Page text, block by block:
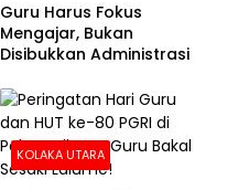
Guru Harus Fokus
Mengajar, Bukan
Disibukkan Administrasi
KOLAKA UTARA